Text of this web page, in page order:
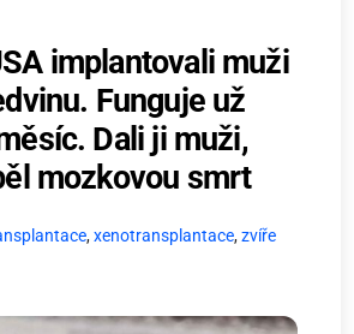
implantovali muži
Funguje už
Dali ji muži,
mozkovou smrt
,xenotransplantace,zvíře